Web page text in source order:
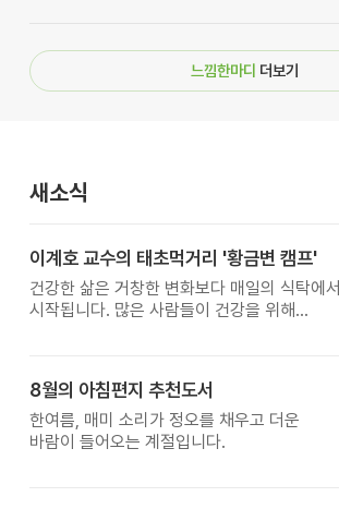
느낌한마디 더보기
새소식
이계호 교수의 태초먹거리 '황금변 캠프'
건강한 삶은 거창한 변화보다 매일의 식탁에서
시작됩니다. 많은 사람들이 건강을 위해
받은 이계호 교수와 함께하는 태초먹거리
황금변 캠프
8월의 아침편지 추천도서
한여름, 매미 소리가 정오를 채우고 더운
바람이 들어오는 계절입니다.